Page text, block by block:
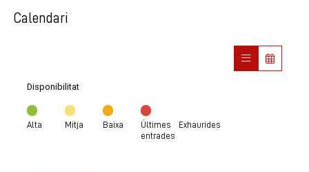
Calendari
Disponibilitat
Alta Mitja Baixa
Últimes
entrades
Exhaurides